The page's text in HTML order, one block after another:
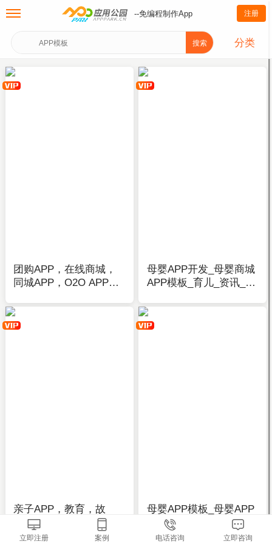
--免编程制作App 注册
搜索 分类
团购APP，在线商城，
同城APP，O2O APP主
作-应用公园
母婴APP开发_母婴商城
APP模板_育儿_资讯_问
亲子APP，教育，故
事，资讯，信息类APP
全套主题模板-APP开发
母婴APP模板_母婴APP
开发_早教_商城_婴儿用
品-应用公园
立即注册 案例 电话咨询 立即咨询